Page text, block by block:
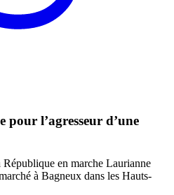
pour l’agresseur d’une
République en marche Laurianne
à Bagneux dans les Hauts-